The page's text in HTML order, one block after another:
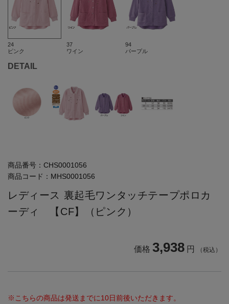
24
ピンク
37
ワイン
94
パープル
DETAIL
商品番号： CHS0001056
商品コード： MHS0001056
レディース 裏起毛ワンタッチテープポロカ
ーディ 【CF】（ピンク）
価格 3,938 円 （税込）
※こちらの商品は発送までに10日前後いただきます。